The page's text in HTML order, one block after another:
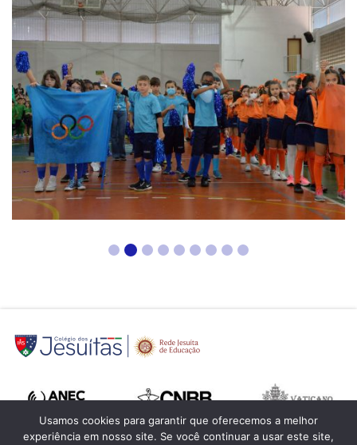
Usamos cookies para garantir que oferecemos a melhor
experiência em nosso site. Se você continuar a usar este site,